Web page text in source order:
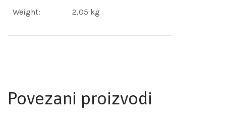
Weight: 2,05 kg
Povezani proizvodi